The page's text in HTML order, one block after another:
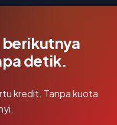
berikutnya
detik.
kredit. Tanpa kuota